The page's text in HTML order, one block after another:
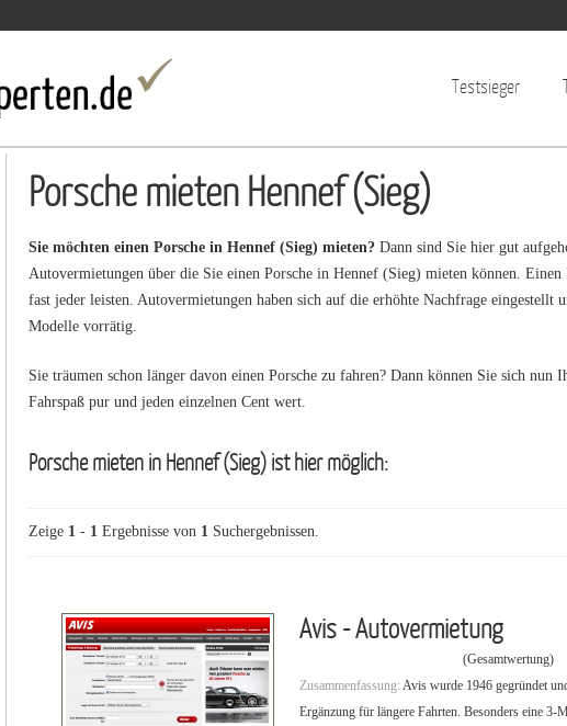
Testsieger
Porsche mieten Hennef (Sieg)
Sie möchten einen Porsche in Hennef (Sieg) mieten? Dann sind Sie hier gut
Autovermietungen über die Sie einen Porsche in Hennef (Sieg) mieten können.
fast jeder leisten. Autovermietungen haben sich auf die erhöhte Nachfrage eingestellt
Modelle vorrätig.
Sie träumen schon länger davon einen Porsche zu fahren? Dann können Sie sich
Fahrspaß pur und jeden einzelnen Cent wert.
Porsche mieten in Hennef (Sieg) ist hier möglich:
Zeige 1 - 1 Ergebnisse von 1 Suchergebnissen.
Avis - Autovermietung
(Gesamtwertung)
Zusammenfassung: Avis wurde 1946 gegründet
Ergänzung für längere Fahrten. Besonders eine